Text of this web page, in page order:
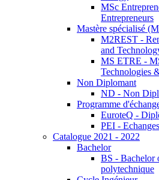
MSc
Entrepreneurs
Mastère spécialisé
M2REST -
and
MS ETRE -
Technologies
Non Diplomant
ND - Non
Programme
EuroteQ -
PEI -
Catalogue 2021 - 2022
Bachelor
BS - Bachelor
polytechnique